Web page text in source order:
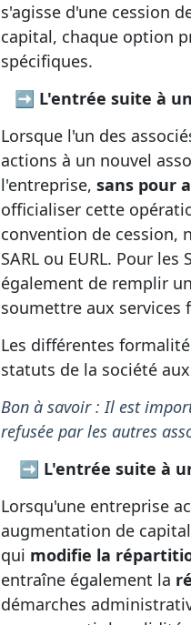
s'agisse d'une cession
capital, chaque option
spécifiques.
➡ L'entrée suite à
Lorsque l'un des
actions à un nouvel
l'entreprise, sans pour
officialiser cette
convention de cession,
SARL ou EURL. Pour
également de remplir un
soumettre aux services
Les différentes
statuts de la société
Bon à savoir : Il est
refusée par les autres
➡ L'entrée suite à
Lorsqu'une entreprise
augmentation de
qui modifie la
entraîne également la
démarches